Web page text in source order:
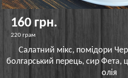
160 грн.
220 грам
Салатний мікс, помідори
болгарський перець, сир Фета,
олія